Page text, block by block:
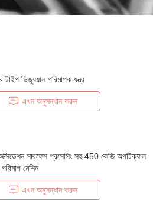
টাইপ ভিজ্যুয়াল পরিমাপক যন্ত্র
এখন অনুসন্ধান করুন
সারফেস প্রসেসিং সহ 450 কেজি অপটিক্যাল
মেশিন
এখন অনুসন্ধান করুন